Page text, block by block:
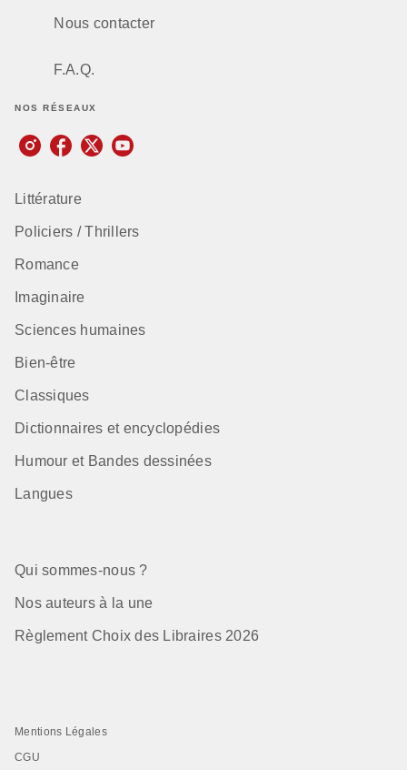
Nous contacter
F.A.Q.
NOS RÉSEAUX
Littérature
Policiers / Thrillers
Romance
Imaginaire
Sciences humaines
Bien-être
Classiques
Dictionnaires et encyclopédies
Humour et Bandes dessinées
Langues
Qui sommes-nous ?
Nos auteurs à la une
Règlement Choix des Libraires 2026
Mentions Légales
CGU